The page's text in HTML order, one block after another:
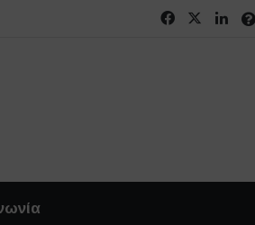
Facebook